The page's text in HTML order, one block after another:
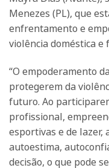
Menezes (PL), que
enfrentamento e
violência doméstica e
“O empoderamento
protegerem da
futuro. Ao
profissional,
esportivas e de
autoestima,
decisão, o que pode